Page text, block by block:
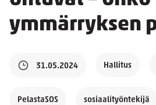
ymmärryksen
31.05.2024 Hallitus
PelastaSOS sosiaalityöntekijä